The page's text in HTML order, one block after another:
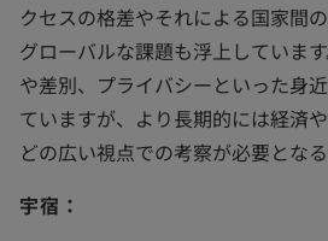
クセスの格差やそれによる国家間
グローバルな課題も浮上していま
や差別、プライバシーといった身
ていますが、より長期的には経済
どの広い視点での考察が必要となる
宇宿：